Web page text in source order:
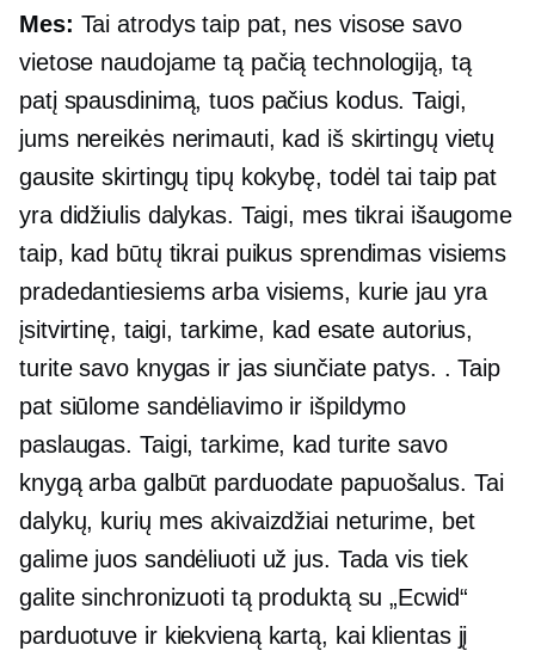
Mes: Tai atrodys taip pat, nes visose savo
vietose naudojame tą pačią technologiją, tą
patį spausdinimą, tuos pačius kodus. Taigi,
jums nereikės nerimauti, kad iš skirtingų vietų
gausite skirtingų tipų kokybę, todėl tai taip pat
yra didžiulis dalykas. Taigi, mes tikrai išaugome
taip, kad būtų tikrai puikus sprendimas visiems
pradedantiesiems arba visiems, kurie jau yra
įsitvirtinę, taigi, tarkime, kad esate autorius,
turite savo knygas ir jas siunčiate patys. . Taip
pat siūlome sandėliavimo ir išpildymo
paslaugas. Taigi, tarkime, kad turite savo
knygą arba galbūt parduodate papuošalus. Tai
dalykų, kurių mes akivaizdžiai neturime, bet
galime juos sandėliuoti už jus. Tada vis tiek
galite sinchronizuoti tą produktą su „Ecwid“
parduotuve ir kiekvieną kartą, kai klientas jį